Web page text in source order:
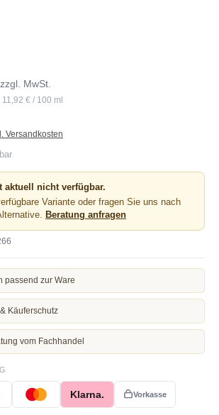
MwSt.
11,92 € / 100 ml
Versandkosten
aktuell nicht verfügbar.
Variante oder fragen Sie uns nach
Beratung anfragen
passend zur Ware
Käuferschutz
vom Fachhandel
Klarna. Vorkasse